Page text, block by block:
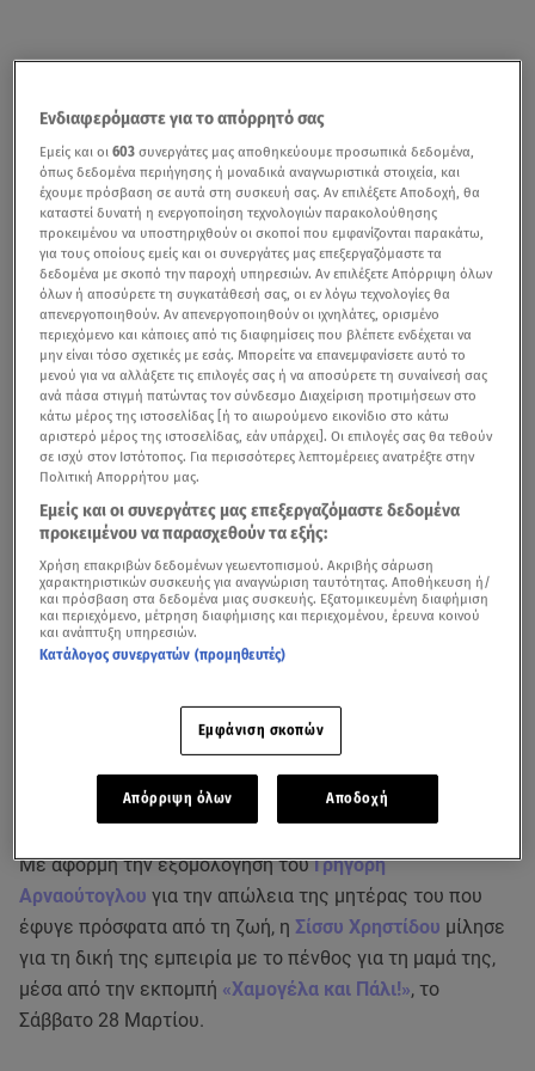
Με αφορμή την εξομολόγηση τουΓρηγόρη
Αρναούτογλου για την απώλεια της μητέρας του που
έφυγε πρόσφατα από τη ζωή, η Σίσσυ Χρηστίδου μίλησε
για τη δική της εμπειρία με το πένθος για τη μαμά της,
μέσα από την εκπομπή «Χαμογέλα και Πάλι!», το
Σάββατο 28 Μαρτίου.
Ενδιαφερόμαστε για το απόρρητό σας
Εμείς και οι603 συνεργάτες μας αποθηκεύουμε προσωπικά δεδομένα,
όπως δεδομένα περιήγησης ή μοναδικά αναγνωριστικά στοιχεία, και
έχουμε πρόσβαση σε αυτά στη συσκευή σας. Αν επιλέξετε Αποδοχή, θα
καταστεί δυνατή η ενεργοποίηση τεχνολογιών παρακολούθησης
προκειμένου να υποστηριχθούν οι σκοποί που εμφανίζονται παρακάτω,
για τους οποίους εμείς και οι συνεργάτες μας επεξεργαζόμαστε τα
δεδομένα με σκοπό την παροχή υπηρεσιών. Αν επιλέξετε Απόρριψη όλων
όλων ή αποσύρετε τη συγκατάθεσή σας, οι εν λόγω τεχνολογίες θα
απενεργοποιηθούν. Αν απενεργοποιηθούν οι ιχνηλάτες, ορισμένο
περιεχόμενο και κάποιες από τις διαφημίσεις που βλέπετε ενδέχεται να
μην είναι τόσο σχετικές με εσάς. Μπορείτε να επανεμφανίσετε αυτό το
μενού για να αλλάξετε τις επιλογές σας ή να αποσύρετε τη συναίνεσή σας
ανά πάσα στιγμή πατώντας τον σύνδεσμο Διαχείριση προτιμήσεων στο
κάτω μέρος της ιστοσελίδας [ή το αιωρούμενο εικονίδιο στο κάτω
αριστερό μέρος της ιστοσελίδας, εάν υπάρχει]. Οι επιλογές σας θα τεθούν
σε ισχύ στον Ιστότοπος. Για περισσότερες λεπτομέρειες ανατρέξτε στην
Πολιτική Απορρήτου μας.
Εμείς και οι συνεργάτες μας επεξεργαζόμαστε δεδομένα
προκειμένου να παρασχεθούν τα εξής:
Χρήση επακριβών δεδομένων γεωεντοπισμού. Ακριβής σάρωση
χαρακτηριστικών συσκευής για αναγνώριση ταυτότητας. Αποθήκευση ή/
και πρόσβαση στα δεδομένα μιας συσκευής. Εξατομικευμένη διαφήμιση
και περιεχόμενο, μέτρηση διαφήμισης και περιεχομένου, έρευνα κοινού
και ανάπτυξη υπηρεσιών.
Κατάλογος συνεργατών (προμηθευτές)
Εμφάνιση σκοπών
Απόρριψη όλων Αποδοχή